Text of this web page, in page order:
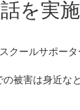
実施
ールサポー
被害は身近な